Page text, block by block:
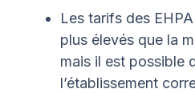
Les tarifs des
plus élevés que la
mais il est possible
l’établissement